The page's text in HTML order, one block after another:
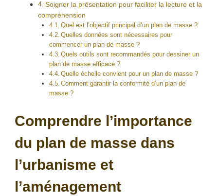
Soigner la présentation pour faciliter la lecture et la
compréhension
Quel est l’objectif principal d’un plan de masse ?
Quelles données sont nécessaires pour
commencer un plan de masse ?
Quels outils sont recommandés pour dessiner un
plan de masse efficace ?
Quelle échelle convient pour un plan de masse ?
Comment garantir la conformité d’un plan de
masse ?
Comprendre l’importance
du plan de masse dans
l’urbanisme et
l’aménagement